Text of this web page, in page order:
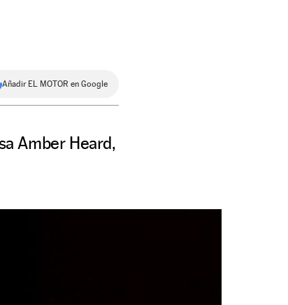
Añadir EL MOTOR en Google
Amber Heard,